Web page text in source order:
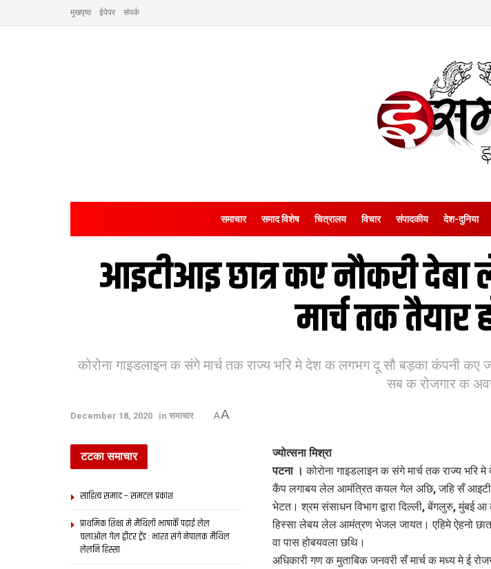
मुखपृष्ठ ईपेपर संपर्क
समाचार समाद विशेष चित्रालय विचार संपादकीय देश-दुनिया
आइटीआइ छात्र कए नौकरी
मार्च तक तैयार
कोरोना गाइडलाइन क संगे मार्च तक राज्य भरि मे देश क लगभग दू सौ बड़का कंपनी
सब क रोजगार क
December 18, 2020 in समाचार AA
ज्योत्सना मिश्रा
पटना । कोरोना गाइडलाइन क संगे मार्च तक राज्य
कैंप लगाबय लेल आमंत्रित कयल गेल अछि, जहि सँ
भेटत। श्रम संसाधन विभाग द्वारा दिल्ली, बेंगलुरु, मुंबई
हिस्सा लेबय लेल आमंत्रण भेजल जायत। एहिमे ऐहनो
वा पास होबयवला छथि।
अधिकारी गण क मुताबिक जनवरी सँ मार्च क मध्य मे ई
टटका समाचार
साहित्य समाद – समटल प्रकाश
प्राथमिक शि‍क्षा मे मैथि‍ली भाषाकेँ पढ़ाई लेल
चलाओल गेल ट्वीटर ट्रेंड : भारत संगे नेपालक मैथिल
लेलनि हिस्सा